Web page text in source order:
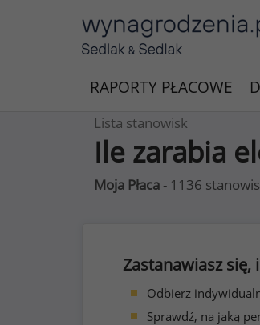
RAPORTY PŁACOWE
Lista stanowisk
Ile zarabia
Moja Płaca - 1136
Zastanawiasz
Odbierz
Sprawdź, na jaką